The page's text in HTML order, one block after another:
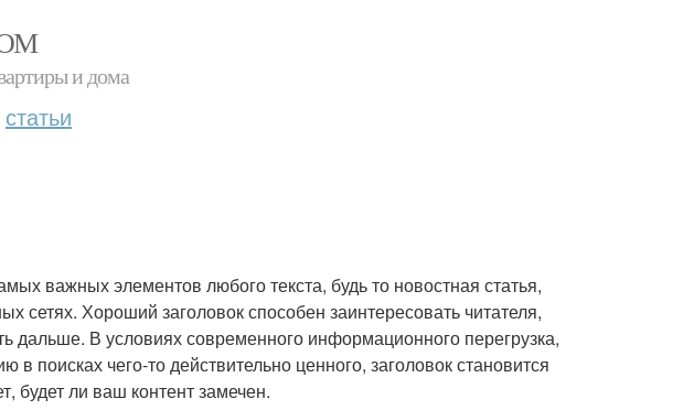
и дома
статьи
важных элементов любого текста, будь то новостная статья,
сетях. Хороший заголовок способен заинтересовать читателя,
дальше. В условиях современного информационного перегрузка,
поисках чего-то действительно ценного, заголовок становится
ли ваш контент замечен.